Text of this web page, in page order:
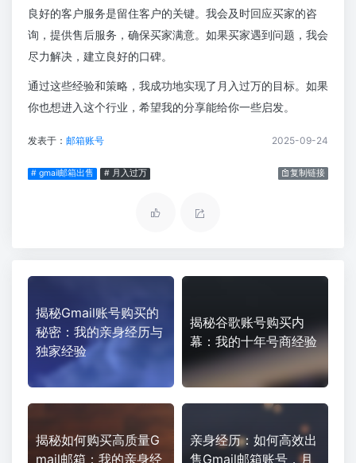
良好的客户服务是留住客户的关键。我会及时回应买家的咨
询，提供售后服务，确保买家满意。如果买家遇到问题，我会
尽力解决，建立良好的口碑。
通过这些经验和策略，我成功地实现了月入过万的目标。如果
你也想进入这个行业，希望我的分享能给你一些启发。
发表于： 邮箱账号 2025-09-24
# gmail邮箱出售 # 月入过万 复制链接
揭秘Gmail账号购买的
秘密：我的亲身经历与
独家经验
揭秘谷歌账号购买内
幕：我的十年号商经验
揭秘如何购买高质量G
mail邮箱：我的亲身经
亲身经历：如何高效出
售Gmail邮箱账号，月